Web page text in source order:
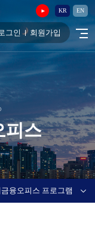
KR EN
그인 회원가입
피스
융오피스 프로그램